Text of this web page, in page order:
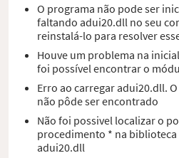
O programa não pode ser
faltando adui20.dll no seu
reinstalá-lo para resolver
Houve um problema na
foi possível encontrar o
Erro ao carregar adui20.dll.
não pôde ser encontrado
Não foi possivel localizar o
procedimento * na
adui20.dll